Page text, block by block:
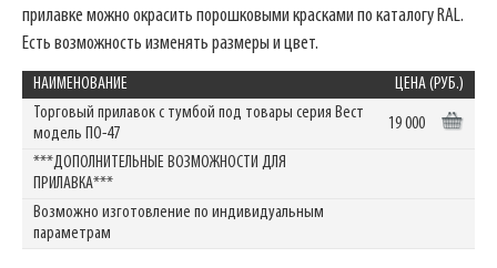
прилавке можно окрасить порошковыми красками по каталогу RAL.
Есть возможность изменять размеры и цвет.
НАИМЕНОВАНИЕ
ЦЕНА (РУБ.)
Торговый прилавок с тумбой под товары серия Вест
модель ПO-47
19 000
***ДОПОЛНИТЕЛЬНЫЕ ВОЗМОЖНОСТИ ДЛЯ
ПРИЛАВКА***
Возможно изготовление по индивидуальным
параметрам